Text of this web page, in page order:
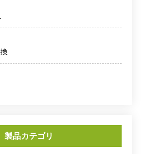
製品カテゴリ